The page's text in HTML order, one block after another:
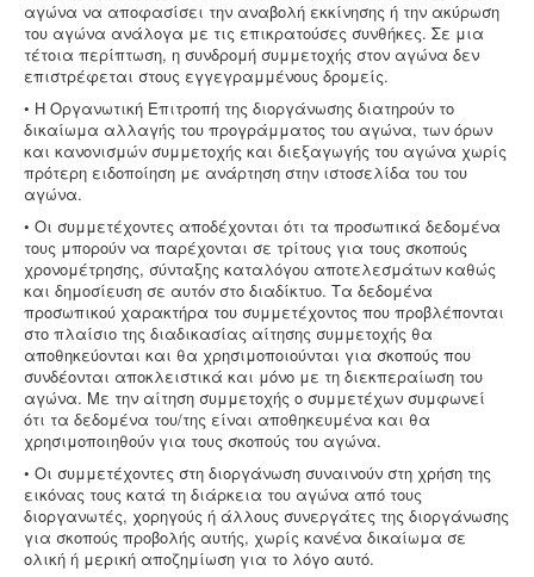
αγώνα να αποφασίσει την αναβολή εκκίνησης ή την ακύρωση
του αγώνα ανάλογα με τις επικρατούσες συνθήκες. Σε μια
τέτοια περίπτωση, η συνδρομή συμμετοχής στον αγώνα δεν
επιστρέφεται στους εγγεγραμμένους δρομείς.
• Η Οργανωτική Επιτροπή της διοργάνωσης διατηρούν το
δικαίωμα αλλαγής του προγράμματος του αγώνα, των όρων
και κανονισμών συμμετοχής και διεξαγωγής του αγώνα χωρίς
πρότερη ειδοποίηση με ανάρτηση στην ιστοσελίδα του του
αγώνα.
• Οι συμμετέχοντες αποδέχονται ότι τα προσωπικά δεδομένα
τους μπορούν να παρέχονται σε τρίτους για τους σκοπούς
χρονομέτρησης, σύνταξης καταλόγου αποτελεσμάτων καθώς
και δημοσίευση σε αυτόν στο διαδίκτυο. Τα δεδομένα
προσωπικού χαρακτήρα του συμμετέχοντος που προβλέπονται
στο πλαίσιο της διαδικασίας αίτησης συμμετοχής θα
αποθηκεύονται και θα χρησιμοποιούνται για σκοπούς που
συνδέονται αποκλειστικά και μόνο με τη διεκπεραίωση του
αγώνα. Με την αίτηση συμμετοχής ο συμμετέχων συμφωνεί
ότι τα δεδομένα του/της είναι αποθηκευμένα και θα
χρησιμοποιηθούν για τους σκοπούς του αγώνα.
• Οι συμμετέχοντες στη διοργάνωση συναινούν στη χρήση της
εικόνας τους κατά τη διάρκεια του αγώνα από τους
διοργανωτές, χορηγούς ή άλλους συνεργάτες της διοργάνωσης
για σκοπούς προβολής αυτής, χωρίς κανένα δικαίωμα σε
ολική ή μερική αποζημίωση για το λόγο αυτό.